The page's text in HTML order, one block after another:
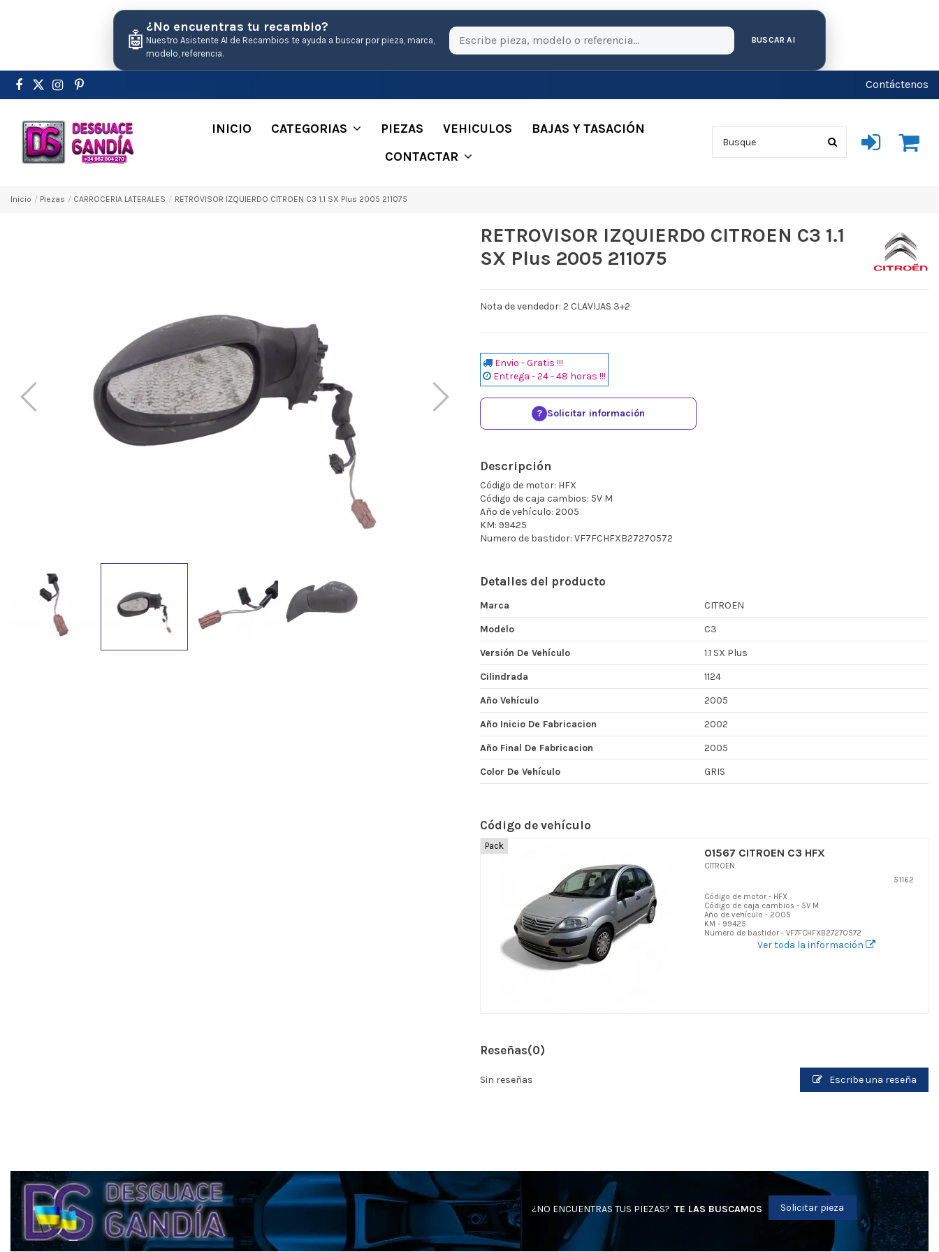
🤖
¿No encuentras tu recambio?
Nuestro Asistente AI de Recambios te ayuda a buscar por pieza, marca,
modelo, referencia.
BUSCAR AI
Contáctenos
INICIO CATEGORIAS PIEZAS VEHICULOS
BAJAS Y TASACIÓN
CONTACTAR
Inicio Pіezas CARROCERIA LATERALES RETROVISOR IZQUIERDO CITROEN C3 1.1 SX Plus 2005 211075
RETROVISOR IZQUIERDO CITROEN C3 1.1
SX Plus 2005 211075
Nota de vendedor: 2 CLAVIJAS 3+2
Envio - Gratis !!!
Entrega - 24 - 48 horas !!!
? Solicitar información
Descripción
Código de motor: HFX
Código de caja cambios: 5V M
Año de vehículo: 2005
KM: 99425
Numero de bastidor: VF7FCHFXB27270572
Detalles del producto
Marca
CITROEN
Modelo
C3
Versión De Vehículo
1.1 SX Plus
Cilindrada
1124
Año Vehículo
2005
Año Inicio De Fabricacion
2002
Año Final De Fabricacion
2005
Color De Vehículo
GRIS
Código de vehículo
Pack
01567 CITROEN C3 HFX
CITROEN
51162
Código de motor - HFX
Código de caja cambios - 5V M
Año de vehículo - 2005
KM - 99425
Numero de bastidor - VF7FCHFXB27270572
Ver toda la información
Reseñas(0)
Sin reseñas Escribe una reseña
¿NO ENCUENTRAS TUS PIEZAS? TE LAS BUSCAMOS Solicitar pieza